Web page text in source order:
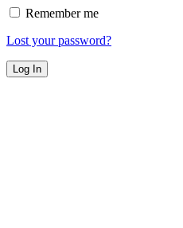
Remember me
Lost your password?